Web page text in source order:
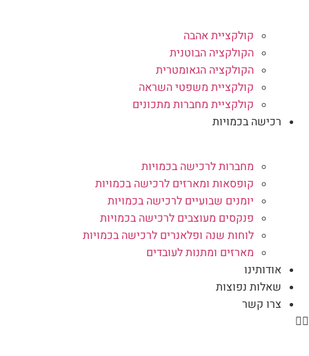
קולקציית אהבה
הקולקציה הבוטנית
הקולקציה הגאומטרית
קולקציית משפטי השראה
קולקציית מחברות מתכונים
רכישה בכמויות
מחברות לרכישה בכמויות
קופסאות ומארזים לרכישה בכמויות
יומנים שבועיים לרכישה בכמויות
פנקסים מעוצבים לרכישה בכמויות
לוחות שנה ופלאנרים לרכישה בכמויות
מארזים ומתנות לעובדים
אודותינו
שאלות נפוצות
צרו קשר